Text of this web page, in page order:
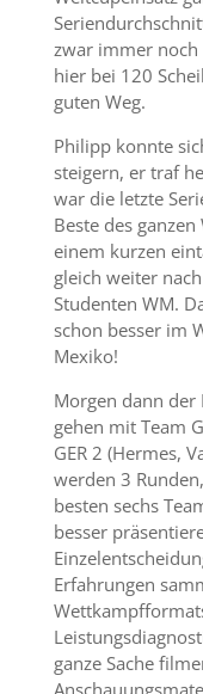
zwar immer noch
hier bei 120
guten Weg.
Philipp konnte
steigern, er traf
war die letzte
Beste des
einem kurzen
gleich weiter
Studenten WM.
schon besser im
Mexiko!
Morgen dann der
gehen mit Team
GER 2 (Hermes,
werden 3
besten sechs
besser
Erfahrungen
ganze Sache